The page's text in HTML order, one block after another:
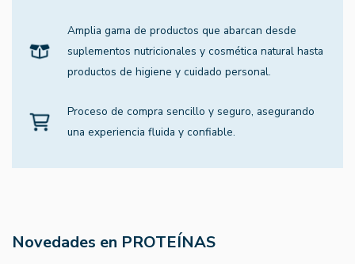
Amplia gama de productos que abarcan desde
suplementos nutricionales y cosmética natural hasta
productos de higiene y cuidado personal.
Proceso de compra sencillo y seguro, asegurando
una experiencia fluida y confiable.
Novedades en PROTEÍNAS